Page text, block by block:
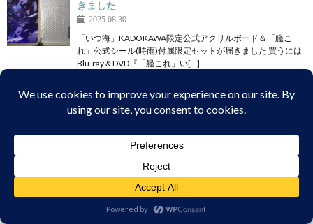
きました
2025.08.30
「いつ海」KADOKAWA限定公式アクリルボード＆「艦こ
れ」公式シール(時雨)付属限定セットが届きました 買うには
Blu-ray＆DVD『「艦これ」い[…]
艦これ2023早春イベント 絶対防衛線！「小笠原兵
団」救援 E3 Heywood L. Edwards堀
E3でHeywood L. Edwards堀です 潜水母艦と潜水艦を入れま
した 基地航空隊はボスに、あとは道中に砲撃支援を入れまし
た 友軍も来たのでS[…]